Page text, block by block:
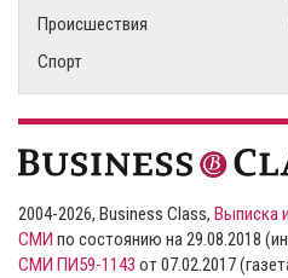
Происшествия
Спорт
2004-2026, Business Class, Выписка
СМИ по состоянию на 29.08.2018
СМИ ПИ59-1143 от 07.02.2017